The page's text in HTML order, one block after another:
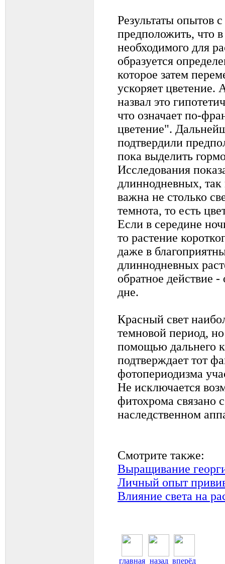
Результаты опытов
предположить, что
необходимого для
образуется
которое затем
ускоряет
назвал это
что означает по-
цветение".
подтвердили
пока выделить
Исследования
длиннодневных,
важна не столько
темнота, то есть
Если в середине
то растение
даже в
длиннодневных
обратное действие
дне.
Красный свет
темновой период,
помощью дальнего
подтверждает тот
фотопериодизма
Не исключается
фитохрома связано
наследственном
Смотрите также:
Выращивание
Личный опыт
Влияние света на
главная назад вперёд